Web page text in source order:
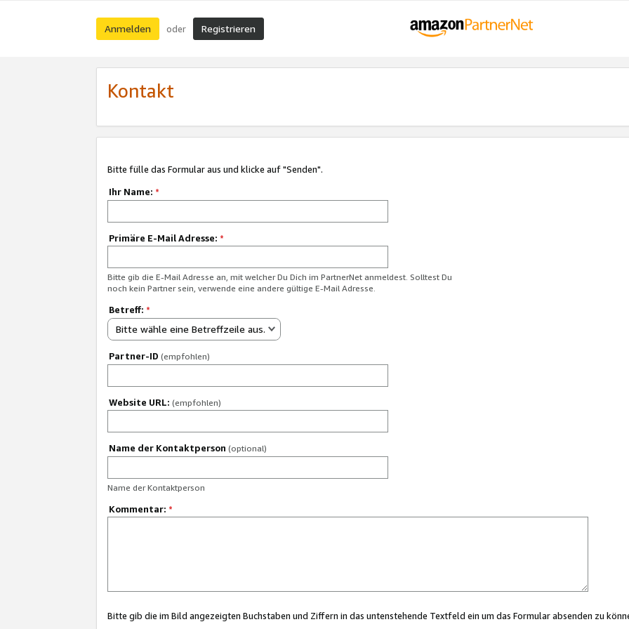
Anmelden oder Registrieren
Kontakt
Bitte fülle das Formular aus und klicke auf "Senden".
Ihr Name: *
Primäre E-Mail Adresse: *
Bitte gib die E-Mail Adresse an, mit welcher Du Dich im PartnerNet anmeldest. Solltest Du
noch kein Partner sein, verwende eine andere gültige E-Mail Adresse.
Betreff: *
Bitte wähle eine Betreffzeile aus.
Partner-ID (empfohlen)
Website URL: (empfohlen)
Name der Kontaktperson (optional)
Name der Kontaktperson
Kommentar: *
Bitte gib die im Bild angezeigten Buchstaben und Ziffern in das untenstehende Textfeld ein um das Formular absenden zu